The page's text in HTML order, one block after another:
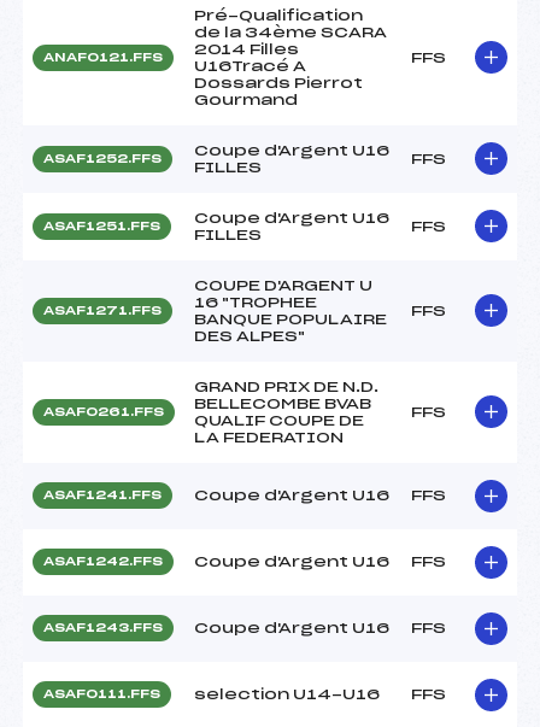
ANAF0121.FFS
Pré-Qualification
de la 34ème SCARA
2014 Filles
U16Tracé A
Dossards Pierrot
Gourmand
FFS
ASAF1252.FFS
Coupe d'Argent U16
FILLES
FFS
ASAF1251.FFS
Coupe d'Argent U16
FILLES
FFS
ASAF1271.FFS
COUPE D'ARGENT U
16 "TROPHEE
BANQUE POPULAIRE
DES ALPES"
FFS
ASAF0261.FFS
GRAND PRIX DE N.D.
BELLECOMBE BVAB
QUALIF COUPE DE
LA FEDERATION
FFS
ASAF1241.FFS Coupe d'Argent U16 FFS
ASAF1242.FFS Coupe d'Argent U16 FFS
ASAF1243.FFS Coupe d'Argent U16 FFS
ASAF0111.FFS selection U14-U16 FFS